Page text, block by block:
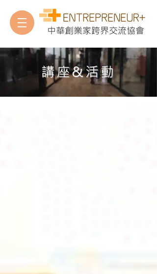
中華創業家跨界交流協會
​講座&活動